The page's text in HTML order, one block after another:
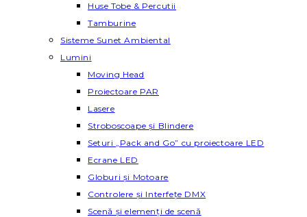
Huse Tobe & Percutii
Tamburine
Sisteme Sunet Ambiental
Lumini
Moving Head
Proiectoare PAR
Lasere
Stroboscoape și Blindere
Seturi „Pack and Go” cu proiectoare LED
Ecrane LED
Globuri și Motoare
Controlere și Interfețe DMX
Scenă și elemenți de scenă